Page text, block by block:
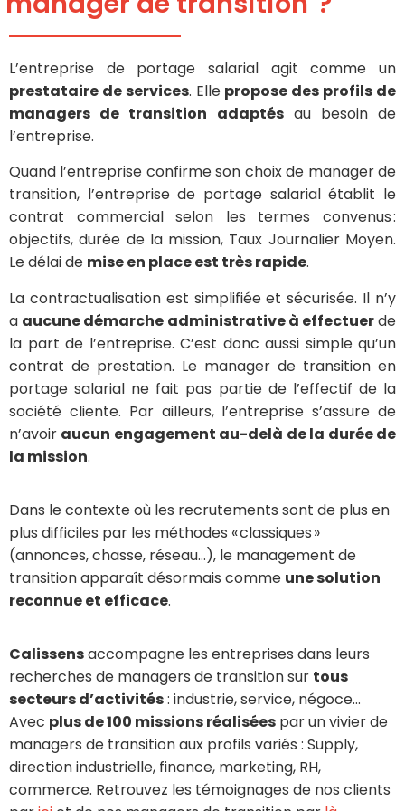
L’entreprise de portage salarial agit comme un
prestataire de services. Elle propose des profils de
managers de transition adaptésau besoin de
l’entreprise.
Quand l’entreprise confirme son choix de manager de
transition, l’entreprise de portage salarial établit le
contrat commercial selon les termes convenus :
objectifs, durée de la mission, Taux Journalier Moyen.
Le délai de mise en place est très rapide.
La contractualisation est simplifiée et sécurisée. Il n’y
a aucune démarche administrative à effectuerde
la part de l’entreprise. C’est donc aussi simple qu’un
contrat de prestation. Le manager de transition en
portage salarial ne fait pas partie de l’effectif de la
société cliente. Par ailleurs, l’entreprise s’assure de
n’avoir aucun engagement au-delà de la durée de
la mission.
Dans le contexte où les recrutements sont de plus en
plus difficiles par les méthodes « classiques »
(annonces, chasse, réseau…), le management de
transition apparaît désormais comme une solution
reconnue et efficace.
Calissensaccompagne les entreprises dans leurs
recherches de managers de transitionsur tous
secteursd’activités: industrie,service, négoce…
Avec plusde 100 missionsréalisées parun vivier de
managers de transition aux profils variés : Supply,
direction industrielle, finance, marketing, RH,
commerce. Retrouvez les témoignages de nos clients